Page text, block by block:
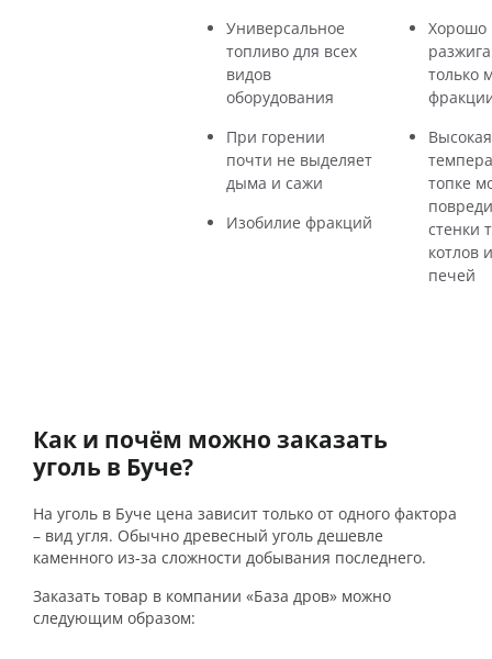
Универсальное
топливо для всех
видов
оборудования
При горении
почти не выделяет
дыма и сажи
Изобилие фракций
Хорошо
только
Высокая
топке
стенки
котлов
печей
Как и почём можно заказать
уголь в Буче?
На уголь в Буче цена зависит только от одного фактора
– вид угля. Обычно древесный уголь дешевле
каменного из-за сложности добывания последнего.
Заказать товар в компании «База дров» можно
следующим образом: